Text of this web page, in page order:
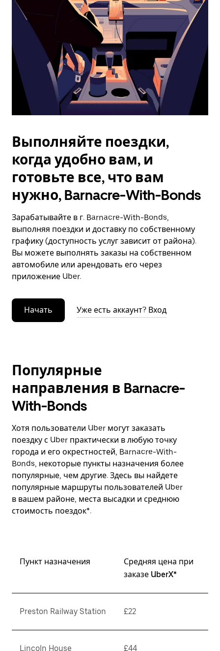
Выполняйте поездки,
когда удобно вам, и
готовьте все, что вам
нужно, Barnacre-With-Bonds
Зарабатывайте в г. Barnacre-With-Bonds,
выполняя поездки и доставку по собственному
графику (доступность услуг зависит от района).
Вы можете выполнять заказы на собственном
автомобиле или арендовать его через
приложение Uber.
Начать Уже есть аккаунт? Вход
Популярные
направления в Barnacre-
With-Bonds
Хотя пользователи Uber могут заказать
поездку с Uber практически в любую точку
города и его окрестностей, Barnacre-With-
Bonds, некоторые пункты назначения более
популярные, чем другие. Здесь вы найдете
популярные маршруты пользователей Uber
в вашем районе, места высадки и среднюю
стоимость поездок*.
Пункт назначения
Средняя цена при
заказе UberX*
Preston Railway Station £22
Lincoln House £44